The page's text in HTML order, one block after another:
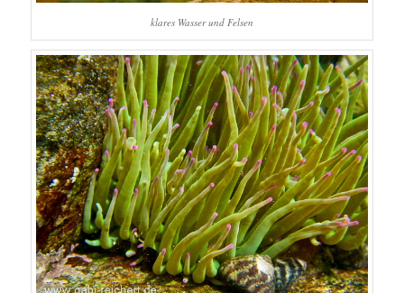
klares Wasser und Felsen